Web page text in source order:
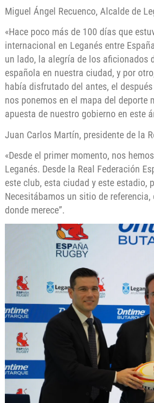
Miguel Ángel Recuenco, Alcalde de
«Hace poco más de 100 días que
internacional en Leganés entre
un lado, la alegría de los aficionados
española en nuestra ciudad, y por
había disfrutado del antes, el
nos ponemos en el mapa del deporte
apuesta de nuestro gobierno en este
Juan Carlos Martín, presidente de la
«Desde el primer momento, nos
Leganés. Desde la Real Federación
este club, esta ciudad y este estadio,
Necesitábamos un sitio de
donde merece”.